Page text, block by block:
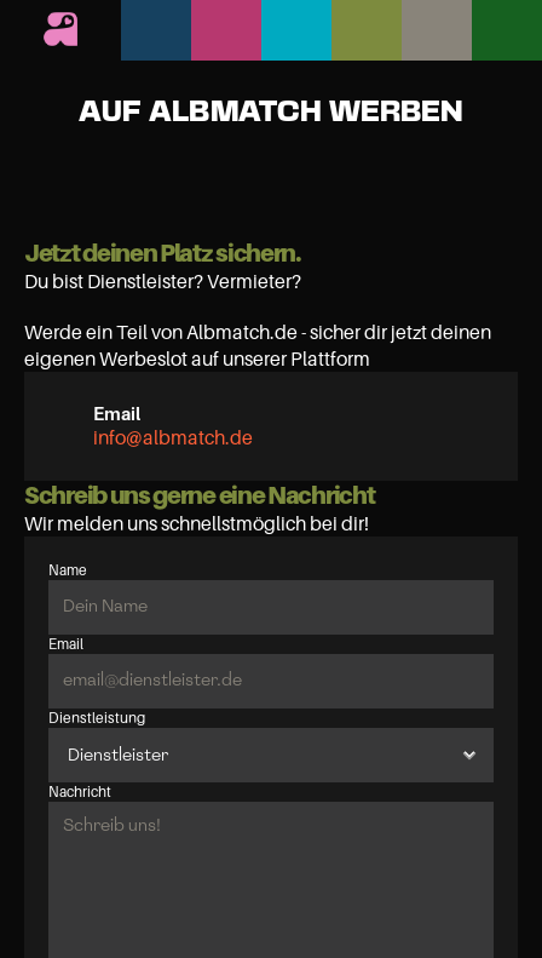
AUF ALBMATCH WERBEN
Jetzt deinen Platz sichern.
Du bist Dienstleister? Vermieter?
Werde ein Teil von Albmatch.de - sicher dir jetzt deinen
eigenen Werbeslot auf unserer Plattform
Email
info@albmatch.de
Schreib uns gerne eine Nachricht
Wir melden uns schnellstmöglich bei dir!
Name
Email
Dienstleistung
Nachricht